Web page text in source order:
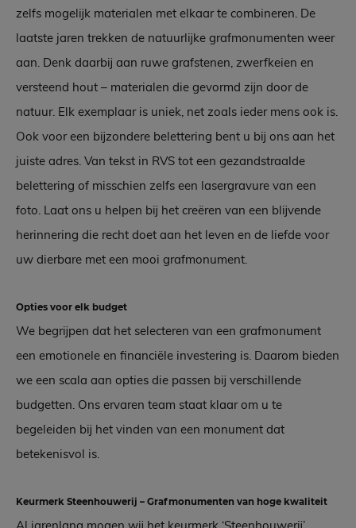
zelfs mogelijk materialen met elkaar te combineren. De
laatste jaren trekken de natuurlijke grafmonumenten weer
aan. Denk daarbij aan ruwe grafstenen, zwerfkeien en
versteend hout – materialen die gevormd zijn door de
natuur. Elk exemplaar is uniek, net zoals ieder mens ook is.
Ook voor een bijzondere belettering bent u bij ons aan het
juiste adres. Van tekst in RVS tot een gezandstraalde
belettering of misschien zelfs een lasergravure van een
foto. Laat ons u helpen bij het creëren van een blijvende
herinnering die recht doet aan het leven en de liefde voor
uw dierbare met een mooi grafmonument.
Opties voor elk budget
We begrijpen dat het selecteren van een grafmonument
een emotionele en financiële investering is. Daarom bieden
we een scala aan opties die passen bij verschillende
budgetten. Ons ervaren team staat klaar om u te
begeleiden bij het vinden van een monument dat
betekenisvol is.
Keurmerk Steenhouwerij – Grafmonumenten van hoge kwaliteit